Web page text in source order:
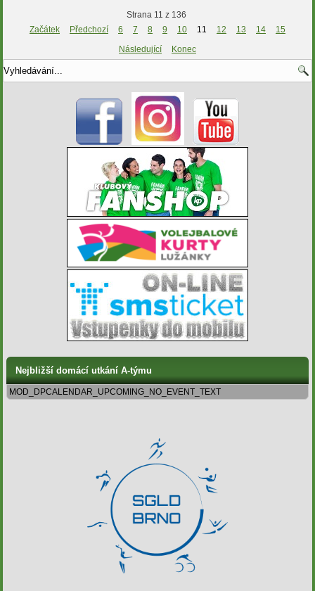
Strana 11 z 136
Začátek
Předchozí 6 7 8 9 10 11 12 13 14
15
Následující
Konec
Nejbližší domácí utkání A-týmu
MOD_DPCALENDAR_UPCOMING_NO_EVENT_TEXT